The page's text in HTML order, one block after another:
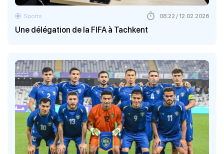
Une délégation de la FIFA à Tachkent
Sports 08:22 / 12.02.2026